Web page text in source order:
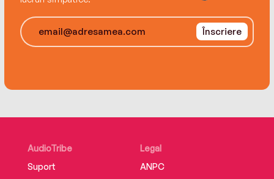
Înscriere
AudioTribe
Suport
Legal
ANPC